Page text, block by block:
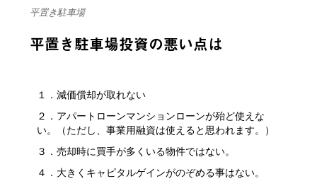
平置き駐車場
平置き駐車場投資の悪い点は
１．減価償却が取れない
２．アパートローンマンションローンが殆ど使えな
い。（ただし、事業用融資は使えると思われます。）
３．売却時に買手が多くいる物件ではない。
４．大きくキャピタルゲインがのぞめる事はない。